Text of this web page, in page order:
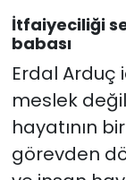
İtfaiyeciliği
babası
Erdal Arduç
meslek
hayatının
görevden